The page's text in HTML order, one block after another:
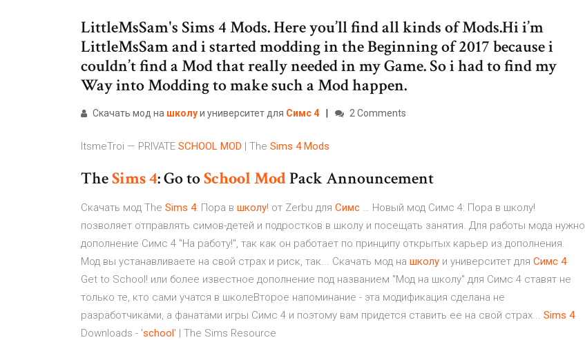
LittleMsSam's Sims 4 Mods. Here you’ll find all kinds of Mods.Hi i’m
LittleMsSam and i started modding in the Beginning of 2017 because i
couldn’t find a Mod that really needed in my Game. So i had to find my
Way into Modding to make such a Mod happen.
Скачать мод на школуи университет для Симс4 2 Comments
ItsmeTroi — PRIVATE SCHOOL MOD | The Sims 4 Mods
TheSims4: Go toSchoolModPack Announcement
Скачать мод The Sims 4: Пора в школу! от Zerbu для Симс … Новый мод Симс 4: Пора в школу!
позволяет отправлять симов-детей и подростков в школу и посещать занятия. Для работы мода нужно
дополнение Симс 4 "На работу!", так как он работает по принципу открытых карьер из дополнения.
Мод вы устанавливаете на свой страх и риск, так... Скачать мод на школу и университет для Симс 4
Get to School! или более известное дополнение под названием "Мод на школу" для Симс 4 ставят не
только те, кто сами учатся в школеВторое напоминание - эта модификация сделана не
разработчиками, а фанатами игры Симс 4 и поэтому вам придется ставить ее на свой страх... Sims 4
Downloads - 'school' | The Sims Resource